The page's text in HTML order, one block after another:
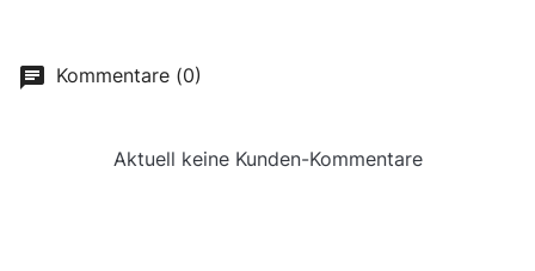
Kommentare (0)
Aktuell keine Kunden-Kommentare